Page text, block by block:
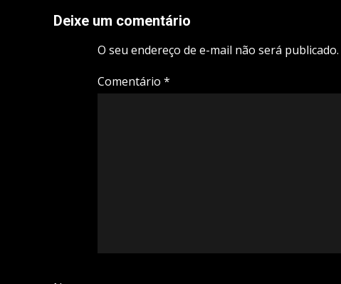
Deixe um comentário
O seu endereço de e-mail não será publicado.
Comentário *